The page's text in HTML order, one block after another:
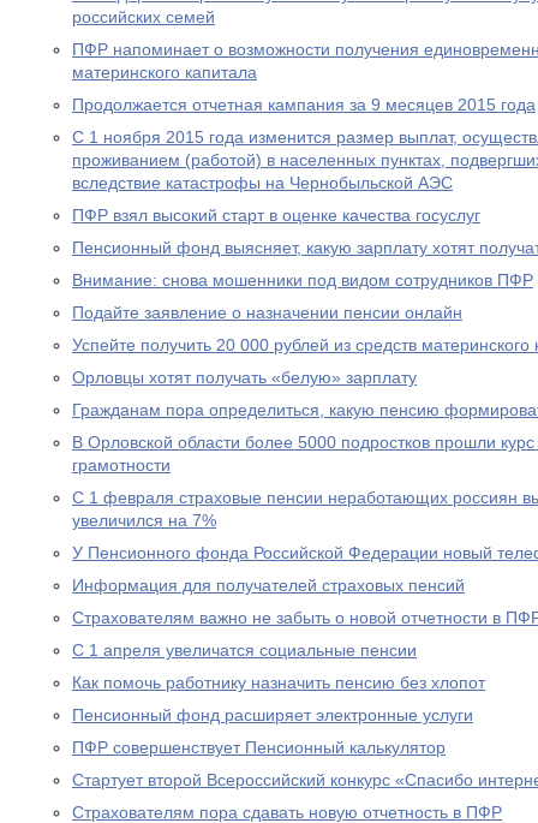
российских семей
ПФР напоминает о возможности получения
материнского капитала
Продолжается отчетная кампания за 9 месяцев 2015 года
С 1 ноября 2015 года изменится размер выплат,
проживанием (работой) в населенных пунктах,
вследствие катастрофы на Чернобыльской АЭС
ПФР взял высокий старт в оценке качества госуслуг
Пенсионный фонд выясняет, какую зарплату хотят
Внимание: снова мошенники под видом сотрудников ПФР
Подайте заявление о назначении пенсии онлайн
Успейте получить 20 000 рублей из средств материнского
Орловцы хотят получать «белую» зарплату
Гражданам пора определиться, какую пенсию
В Орловской области более 5000 подростков прошли
грамотности
С 1 февраля страховые пенсии неработающих россиян
увеличился на 7%
У Пенсионного фонда Российской Федерации новый
Информация для получателей страховых пенсий
Страхователям важно не забыть о новой отчетности в
С 1 апреля увеличатся социальные пенсии
Как помочь работнику назначить пенсию без хлопот
Пенсионный фонд расширяет электронные услуги
ПФР совершенствует Пенсионный калькулятор
Стартует второй Всероссийский конкурс «Спасибо
Страхователям пора сдавать новую отчетность в ПФР